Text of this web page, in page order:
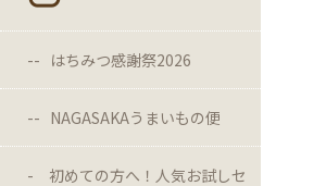
はちみつ感謝祭2026
NAGASAKAうまいもの便
初めての方へ！人気お試しセ